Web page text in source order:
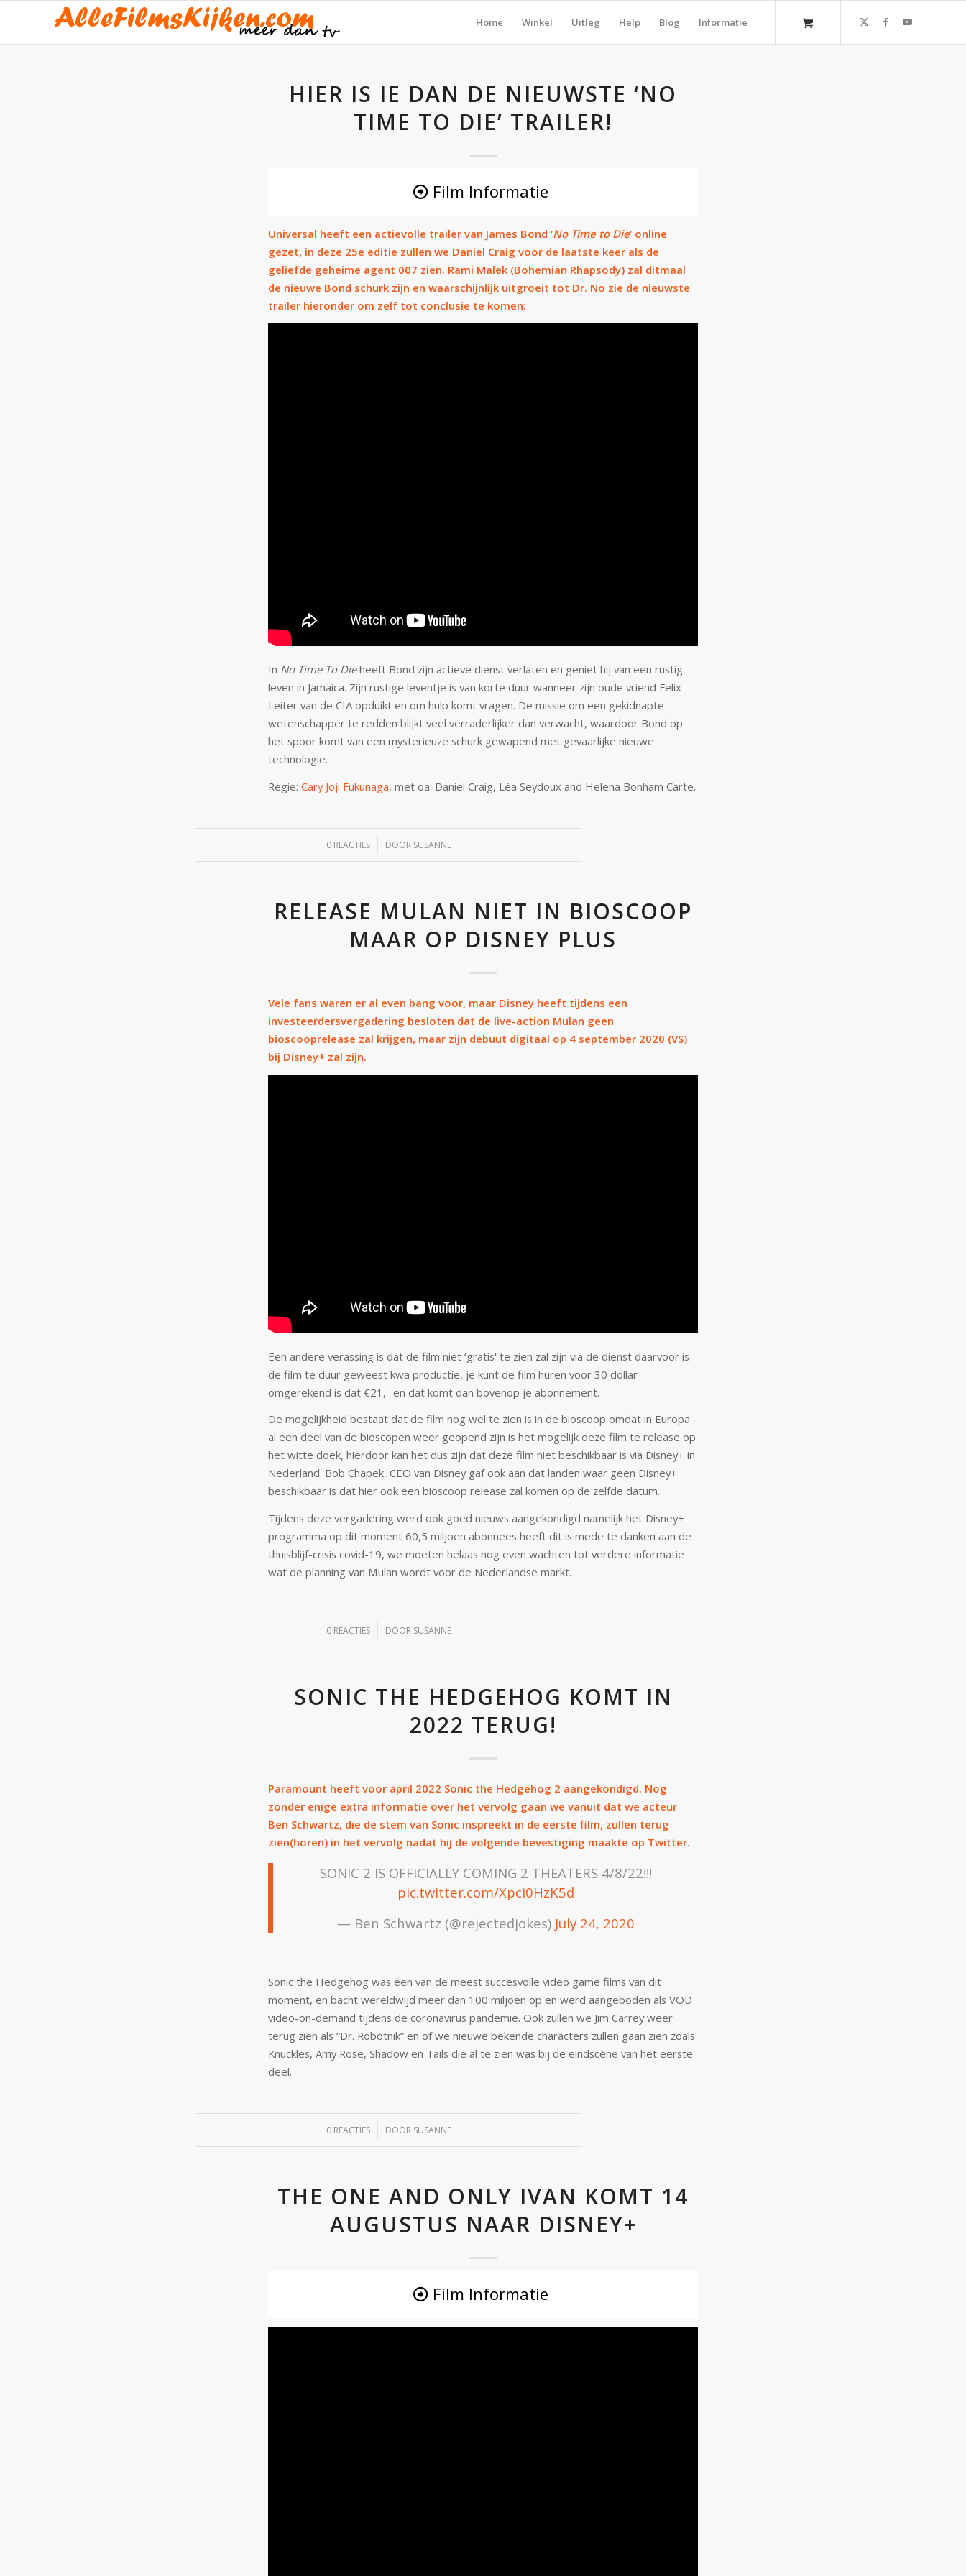
Home Winkel Uitleg Help Blog Informatie
HIER IS IE DAN DE NIEUWSTE ‘NO
TIME TO DIE’ TRAILER!
Film Informatie
Universal heeft een actievolle trailer van James Bond ‘No Time to Die‘ online
gezet, in deze 25e editie zullen we Daniel Craig voor de laatste keer als de
geliefde geheime agent 007 zien. Rami Malek (Bohemian Rhapsody) zal ditmaal
de nieuwe Bond schurk zijn en waarschijnlijk uitgroeit tot Dr. No zie de nieuwste
trailer hieronder om zelf tot conclusie te komen:
In No Time To Dieheeft Bond zijn actieve dienst verlaten en geniet hij van een rustig
leven in Jamaica. Zijn rustige leventje is van korte duur wanneer zijn oude vriend Felix
Leiter van de CIA opduikt en om hulp komt vragen. De missie om een ​​gekidnapte
wetenschapper te redden blijkt veel verraderlijker dan verwacht, waardoor Bond op
het spoor komt van een mysterieuze schurk gewapend met gevaarlijke nieuwe
technologie.
Regie: Cary Joji Fukunaga, met oa: Daniel Craig, Léa Seydoux and Helena Bonham Carte.
0 REACTIES
/ DOOR SUSANNE
RELEASE MULAN NIET IN BIOSCOOP
MAAR OP DISNEY PLUS
Vele fans waren er al even bang voor, maar Disney heeft tijdens een
investeerdersvergadering besloten dat de live-action Mulan geen
bioscooprelease zal krijgen, maar zijn debuut digitaal op 4 september 2020 (VS)
bij Disney+ zal zijn.
Een andere verassing is dat de film niet ‘gratis' te zien zal zijn via de dienst daarvoor is
de film te duur geweest kwa productie, je kunt de film huren voor 30 dollar
omgerekend is dat €21,- en dat komt dan bovenop je abonnement.
De mogelijkheid bestaat dat de film nog wel te zien is in de bioscoop omdat in Europa
al een deel van de bioscopen weer geopend zijn is het mogelijk deze film te release op
het witte doek, hierdoor kan het dus zijn dat deze film niet beschikbaar is via Disney+ in
Nederland. Bob Chapek, CEO van Disney gaf ook aan dat landen waar geen Disney+
beschikbaar is dat hier ook een bioscoop release zal komen op de zelfde datum.
Tijdens deze vergadering werd ook goed nieuws aangekondigd namelijk het Disney+
programma op dit moment 60,5 miljoen abonnees heeft dit is mede te danken aan de
thuisblijf-crisis covid-19, we moeten helaas nog even wachten tot verdere informatie
wat de planning van Mulan wordt voor de Nederlandse markt.
0 REACTIES
/ DOOR SUSANNE
SONIC THE HEDGEHOG KOMT IN
2022 TERUG!
Paramount heeft voor april 2022 Sonic the Hedgehog 2 aangekondigd. Nog
zonder enige extra informatie over het vervolg gaan we vanuit dat we acteur
Ben Schwartz, die de stem van Sonic inspreekt in de eerste film, zullen terug
zien(horen) in het vervolg nadat hij de volgende bevestiging maakte op Twitter.
SONIC 2 IS OFFICIALLY COMING 2 THEATERS 4/8/22!!!
pic.twitter.com/Xpci0HzK5d
— Ben Schwartz (@rejectedjokes) July 24, 2020
Sonic the Hedgehog was een van de meest succesvolle video game films van dit
moment, en bacht wereldwijd meer dan 100 miljoen op en werd aangeboden als VOD
video-on-demand tijdens de coronavirus pandemie. Ook zullen we Jim Carrey weer
terug zien als “Dr. Robotnik” en of we nieuwe bekende characters zullen gaan zien zoals
Knuckles, Amy Rose, Shadow en Tails die al te zien was bij de eindscène van het eerste
deel.
0 REACTIES
/ DOOR SUSANNE
THE ONE AND ONLY IVAN KOMT 14
AUGUSTUS NAAR DISNEY+
Film Informatie